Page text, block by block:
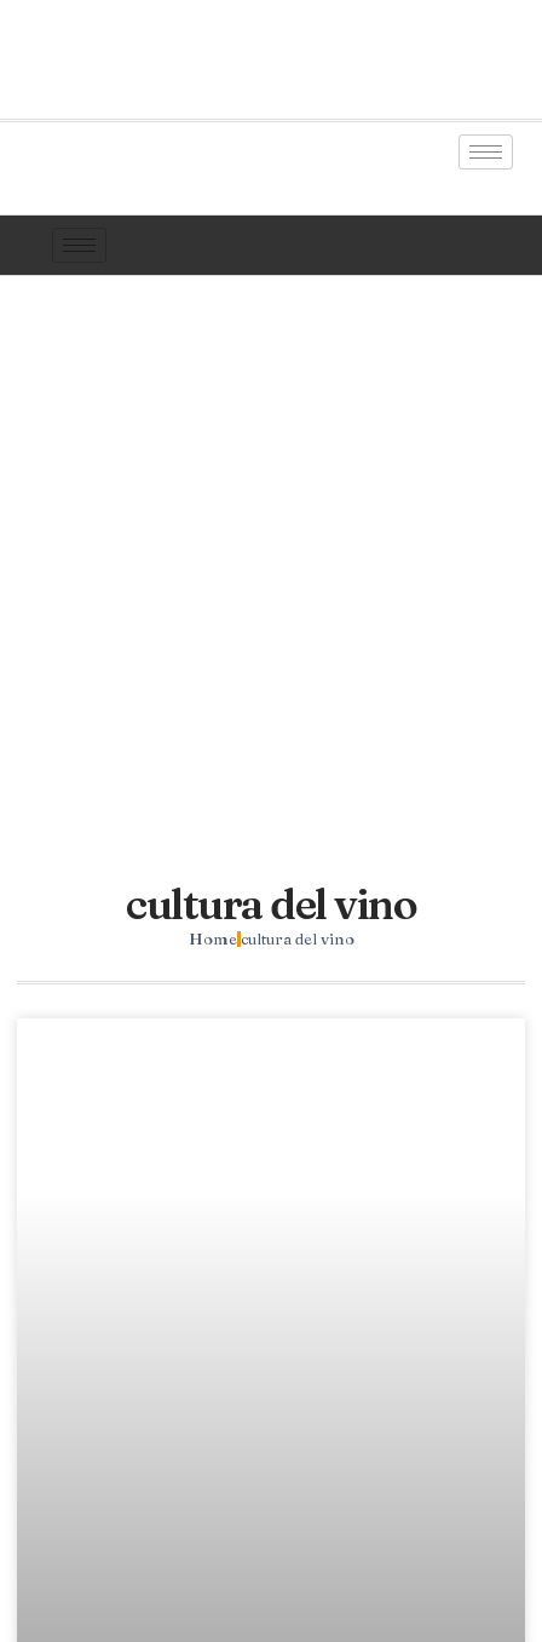
cultura del vino
Home cultura del vino